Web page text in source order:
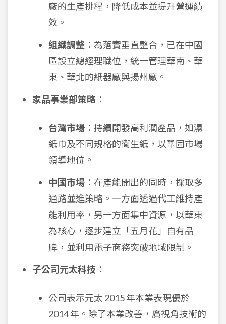
廠的生產排程，降低成本並提升營運績
效。
組織調整 ：為落實垂直整合，已在中國
區設立總經理職位，統一管理華南、華
東、華北的紙器廠與揚州廠。
家品事業部策略 ：
台灣市場 ：持續開發高利潤產品，如濕
紙巾及不同規格的衛生紙，以鞏固市場
領導地位。
中國市場 ：在產能開出的同時，採取多
通路並進策略。一方面透過代工維持產
能利用率，另一方面集中資源，以華東
為核心，逐步建立「五月花」自有品
牌，並利用電子商務突破地域限制。
子公司元太科技 ：
公司表示元太 2015 年本業表現優於
2014 年。除了本業改善，廣視角技術的